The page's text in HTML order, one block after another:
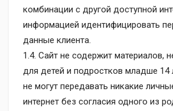
комбинации с другой доступной
информацией идентифицировать
данные клиента.
1.4. Сайт не содержит материалов,
для детей и подростков младше 14
не могут передавать никакие
интернет без согласия одного из